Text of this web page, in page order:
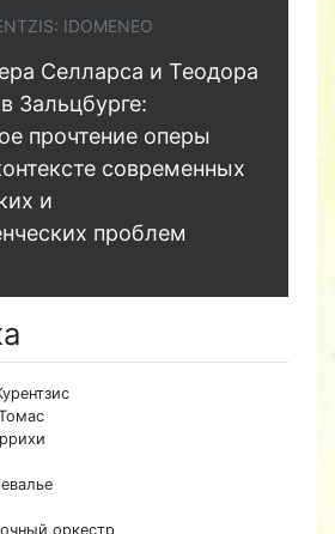
IDOMENEO
Селларса и Теодора
Зальцбурге:
прочтение оперы
современных
и
проблем
оркестр